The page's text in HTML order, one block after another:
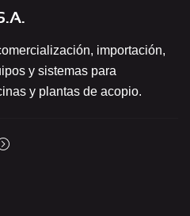
importación,
y sistemas para
y plantas de acopio.